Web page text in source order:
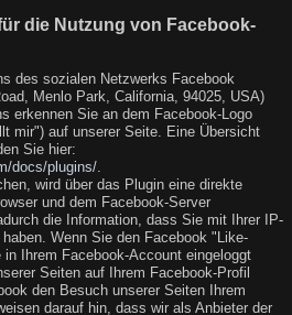
die Nutzung von Facebook-
des sozialen Netzwerks Facebook
Menlo Park, California, 94025, USA)
erkennen Sie an dem Facebook-Logo
mir") auf unserer Seite. Eine Übersicht
Sie hier:
docs/plugins/
wird über das Plugin eine direkte
und dem Facebook-Server
die Information, dass Sie mit Ihrer IP-
Wenn Sie den Facebook "Like-
Ihrem Facebook-Account eingeloggt
Seiten auf Ihrem Facebook-Profil
den Besuch unserer Seiten Ihrem
darauf hin, dass wir als Anbieter der